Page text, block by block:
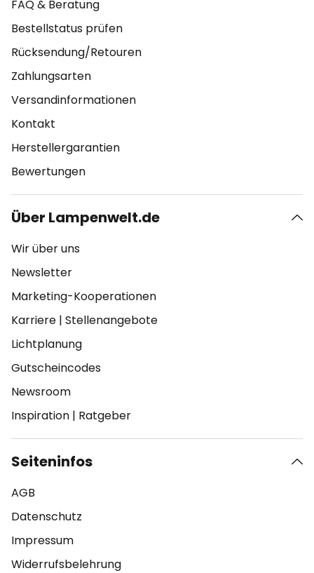
FAQ & Beratung
Bestellstatus prüfen
Rücksendung/Retouren
Zahlungsarten
Versandinformationen
Kontakt
Herstellergarantien
Bewertungen
Über Lampenwelt.de
Wir über uns
Newsletter
Marketing-Kooperationen
Karriere | Stellenangebote
Lichtplanung
Gutscheincodes
Newsroom
Inspiration | Ratgeber
Seiteninfos
AGB
Datenschutz
Impressum
Widerrufsbelehrung